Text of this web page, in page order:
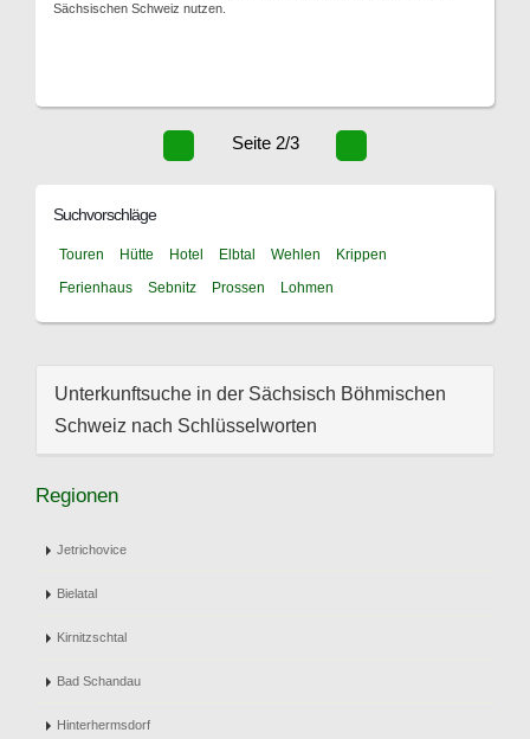
Sächsischen Schweiz nutzen.
Seite 2/3
Suchvorschläge
Touren Hütte Hotel Elbtal Wehlen
Krippen
Ferienhaus
Sebnitz Prossen Lohmen
Unterkunftsuche in der Sächsisch Böhmischen
Schweiz nach Schlüsselworten
Regionen
Jetrichovice
Bielatal
Kirnitzschtal
Bad Schandau
Hinterhermsdorf